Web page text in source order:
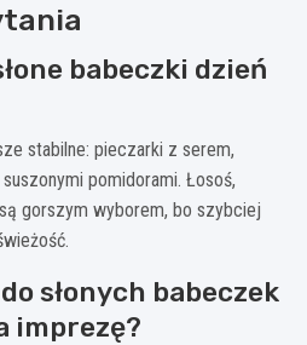
babeczki dzień
stabilne: pieczarki z serem,
pomidorami. Łosoś,
gorszym wyborem, bo szybciej
słonych babeczek
imprezę?